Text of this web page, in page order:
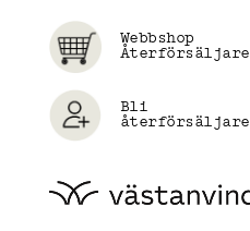
Webbshop
Återförsäljare
Bli
återförsäljare